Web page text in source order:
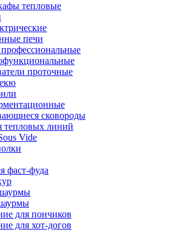
тепловые
печи
проточные
сковороды
тепловых линий
Vide
фаст-фуда
для пончиков
для хот-догов